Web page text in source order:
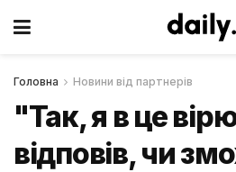
Головна Новини від партнерів
"Так, я в це
відповів, чи